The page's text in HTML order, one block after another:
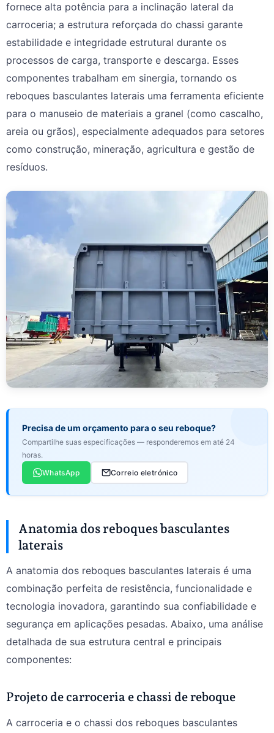
fornece alta potência para a inclinação lateral da
carroceria; a estrutura reforçada do chassi garante
estabilidade e integridade estrutural durante os
processos de carga, transporte e descarga. Esses
componentes trabalham em sinergia, tornando os
reboques basculantes laterais uma ferramenta eficiente
para o manuseio de materiais a granel (como cascalho,
areia ou grãos), especialmente adequados para setores
como construção, mineração, agricultura e gestão de
resíduos.
Precisa de um orçamento para o seu reboque?
Compartilhe suas especificações — responderemos em até 24
horas.
WhatsApp
Correio eletrónico
Anatomia dos reboques basculantes
laterais
A anatomia dos reboques basculantes laterais é uma
combinação perfeita de resistência, funcionalidade e
tecnologia inovadora, garantindo sua confiabilidade e
segurança em aplicações pesadas. Abaixo, uma análise
detalhada de sua estrutura central e principais
componentes:
Projeto de carroceria e chassi de reboque
A carroceria e o chassi dos reboques basculantes